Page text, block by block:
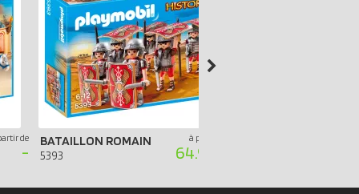
de
-
BATAILLON ROMAIN
5393
à partir de
64.99 €